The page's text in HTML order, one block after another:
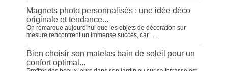
Magnets photo personnalisés : une idée déco
originale et tendance...
On remarque aujourd'hui que les objets de décoration sur
mesure rencontrent un immense succès, car
Bien choisir son matelas bain de soleil pour un
confort optimal...